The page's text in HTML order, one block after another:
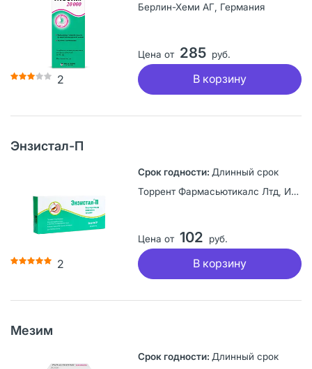
2
Берлин-Хеми АГ, Германия
Цена от 285 руб.
В корзину
Энзистал-П
2
Длинный срок
Торрент Фармасьютикалс Лтд, Индия
Цена от 102 руб.
В корзину
Мезим
Длинный срок